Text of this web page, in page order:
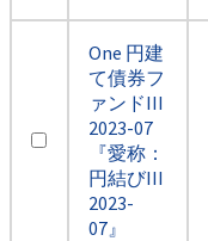
One 円建
て債券フ
ァンドIII
2023-07
『愛称：
円結びIII
2023-
07』